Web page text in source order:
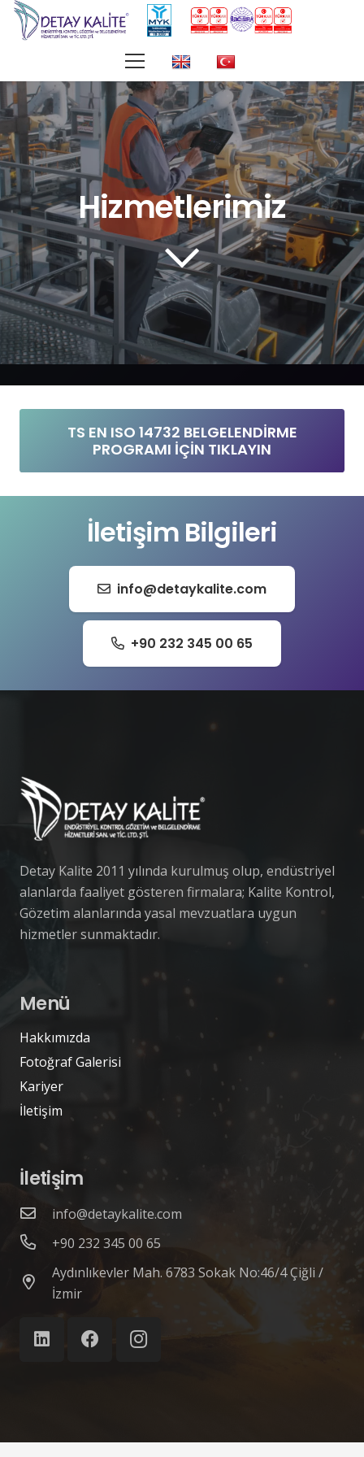
Hizmetlerimiz
TS EN ISO 14732 BELGELENDİRME
PROGRAMI İÇİN TIKLAYIN
İletişim Bilgileri
info@detaykalite.com
+90 232 345 00 65
Detay Kalite 2011 yılında kurulmuş olup, endüstriyel
alanlarda faaliyet gösteren firmalara; Kalite Kontrol,
Gözetim alanlarında yasal mevzuatlara uygun
hizmetler sunmaktadır.
Menü
Hakkımızda
Fotoğraf Galerisi
Kariyer
İletişim
İletişim
info@detaykalite.com
+90 232 345 00 65
Aydınlıkevler Mah. 6783 Sokak No:46/4 Çiğli /
İzmir